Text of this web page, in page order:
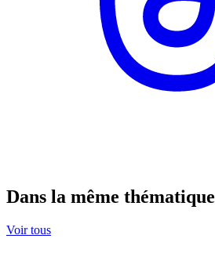
Dans la même thématique
Voir tous